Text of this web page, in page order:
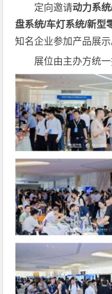
定向邀请动力系
盘系统/车灯系统/新型
知名企业参加产品展示
展位由主办方统一